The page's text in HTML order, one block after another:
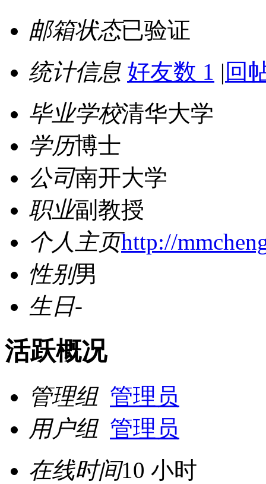
邮箱状态已验证
统计信息 好友数 1 | 回
毕业学校清华大学
学历博士
公司南开大学
职业副教授
个人主页http://
性别男
生日-
活跃概况
管理组 管理员
用户组 管理员
在线时间10 小时